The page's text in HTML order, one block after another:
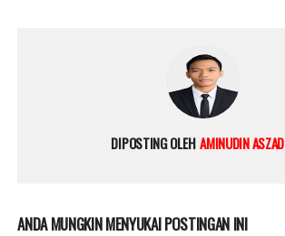
DIPOSTING OLEH AMINUDIN ASZAD
ANDA MUNGKIN MENYUKAI POSTINGAN INI